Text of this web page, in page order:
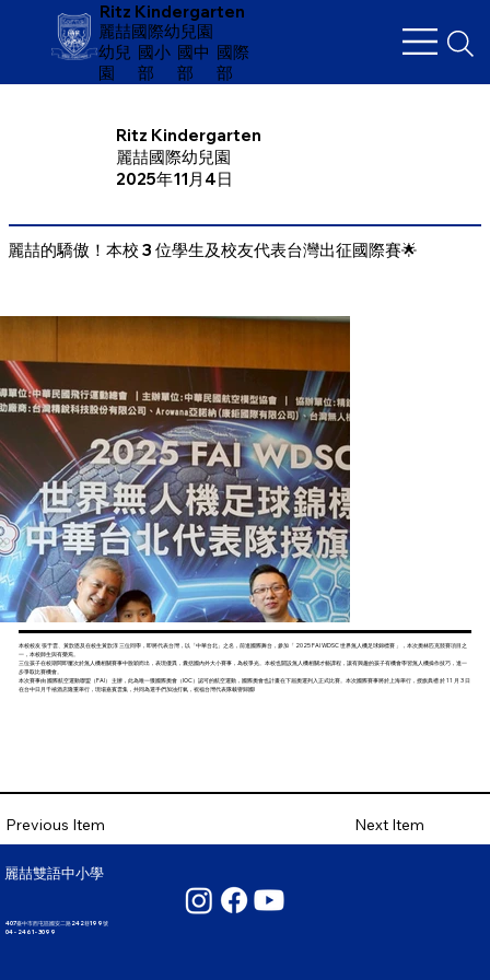
Ritz Kindergarten
麗喆國際幼兒園
幼兒
園
​國小
部
國中
部
國際
部
Ritz Kindergarten
麗喆國際幼兒園
2025年11月4日
麗喆的驕傲！本校 3 位學生及校友代表台灣出征國際賽🌟
本校校友 張于雲、黃歆恩及在校生黃歆淳 三位同學，即將代表台灣，以「中華台北」之名，前進國際舞台，參加「 2025 FAI WDSC 世界無人機足球錦標賽 」，本次奧林匹克競賽項目之
一，本校師生與有榮焉。
三位孩子在校期間即屢次於無人機相關賽事中脫穎而出，表現優異，囊括國內外大小賽事，為校爭光。本校也開設無人機相關才藝課程，讓有興趣的孩子有機會學習無人機操作技巧，進一
步爭取比賽機會。
本次賽事由 國際航空運動聯盟（FAI） 主辦，此為唯一獲國際奧會（IOC）認可的航空運動，國際奧會也計畫在下屆奧運列入正式比賽。本次國際賽事將於上海舉行，授旗典禮 於 11 月 3 日
在台中日月千禧酒店隆重舉行，現場嘉賓雲集，共同為選手們加油打氣，祝福台灣代表隊載譽歸國!
Previous Item Next Item
麗喆雙語中小學
407臺中市西屯區國安二路242巷199號
04 - 2461 - 3099